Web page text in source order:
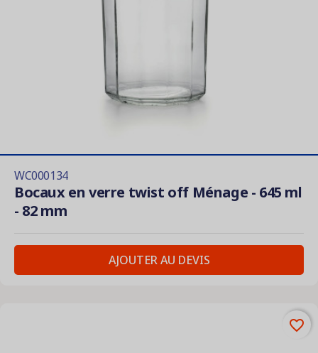
WC000134
Bocaux en verre twist off Ménage - 645 ml
- 82 mm
AJOUTER AU DEVIS
favorite_border